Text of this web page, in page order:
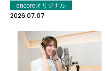
encoreオリジナル
2026.07.07